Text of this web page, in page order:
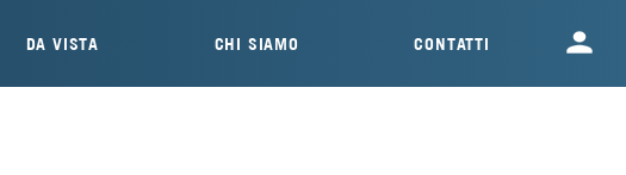
DA VISTA CHI SIAMO CONTATTI